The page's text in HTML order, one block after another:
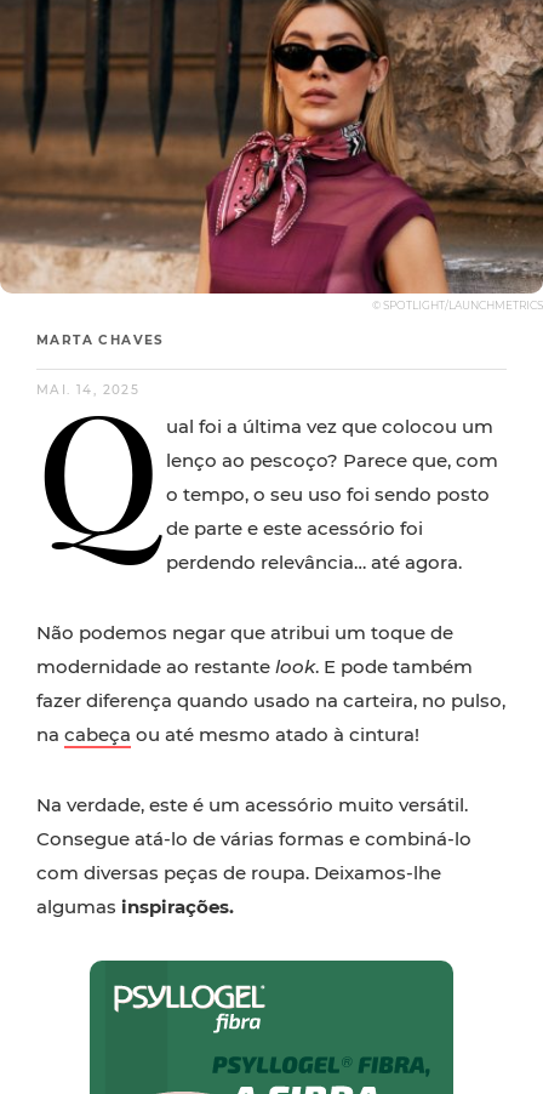
© SPOTLIGHT/LAUNCHMETRICS
MARTA CHAVES
MAI. 14, 2025
Q
ual foi a última vez que colocou um
lenço ao pescoço? Parece que, com
o tempo, o seu uso foi sendo posto
de parte e este acessório foi
perdendo relevância… até agora.
Não podemos negar que atribui um toque de
modernidade ao restante look. E pode também
fazer diferença quando usado na carteira, no pulso,
na cabeça ou até mesmo atado à cintura!
Na verdade, este é um acessório muito versátil.
Consegue atá-lo de várias formas e combiná-lo
com diversas peças de roupa. Deixamos-lhe
algumas inspirações.